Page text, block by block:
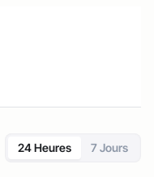
24 Heures 7 Jours